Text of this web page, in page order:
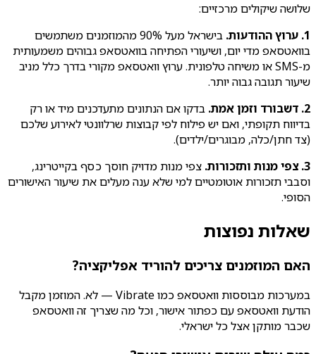
שלושה שיקולים מרכזיים:
1. ערוץ ההודעות.
בישראל מעל 90% מהמוזמנים משתמשים
בוואטסאפ מדי יום, ושיעורי הפתיחה בוואטסאפ גבוהים משמעותית
מ-SMS או משיחה טלפונית. ערוץ וואטסאפ מקורי בדרך כלל מניב
שיעור תגובה גבוה יותר.
2. דשבורד וזמן אמת.
בדקו אם הנתונים מתעדכנים מיד או רק
בדיווח תקופתי, ואם יש פילוח לפי קבוצות שרלוונטי לאירוע שלכם
(צד חתן/כלה, מבוגרים/ילדים).
3. צפי מנות ותזכורות.
צפי מנות מדויק חוסך כסף בקייטרינג,
וסבבי תזכורות אוטומטיים למי שלא ענה מעלים את שיעור האישורים
הסופי.
שאלות נפוצות
האם המוזמנים צריכים להוריד אפליקציה?
במערכות מבוססות וואטסאפ כמו Vibrate — לא. המוזמן מקבל
הודעת וואטסאפ עם כפתור אישור, וכל מה שצריך זה וואטסאפ
שכבר מותקן אצל כל ישראלי.